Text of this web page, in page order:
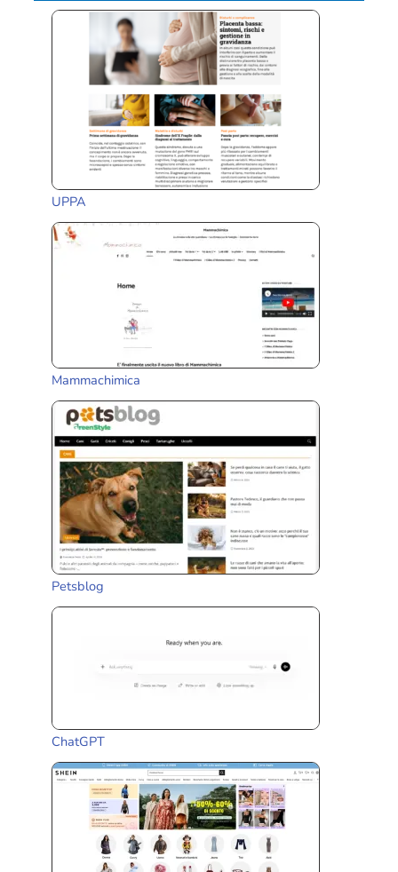
UPPA
Mammachimica
Petsblog
ChatGPT